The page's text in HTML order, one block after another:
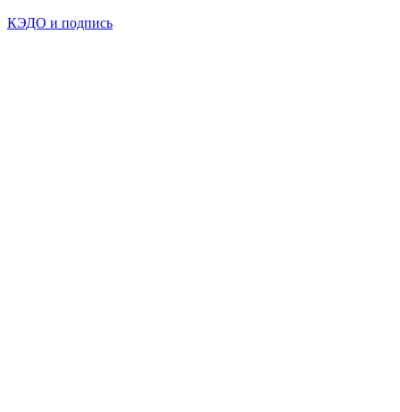
КЭДО и подпись